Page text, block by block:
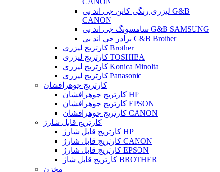
CANON
لیزری رنگی کانن جی اند بی G&B
CANON
سامسونگ جی اند بی G&B SAMSUNG
برادر جی اند بی G&B Brother
کارتریج لیزری Brother
کارتریج لیزری TOSHIBA
کارتریج لیزری Konica Minolta
کارتریج لیزری Panasonic
کارتریج جوهرافشان
کارتریج جوهرافشان HP
کارتریج جوهرافشان EPSON
کارتریج جوهرافشان CANON
کارتریج قابل شارژ
کارتریج قابل شارژ HP
کارتریج قابل شارژ CANON
کارتریج قابل شارژ EPSON
کارتریج قابل شاژ BROTHER
مخزن